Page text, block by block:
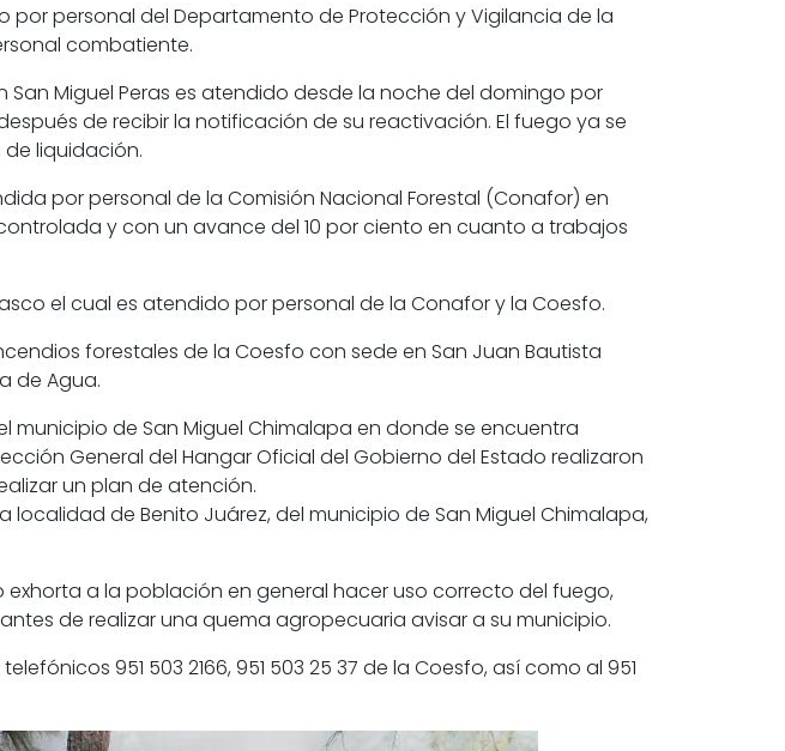
personal del Departamento de Protección y Vigilancia de la
combatiente.
Miguel Peras es atendido desde la noche del domingo por
de recibir la notificación de su reactivación. El fuego ya se
liquidación.
por personal de la Comisión Nacional Forestal (Conafor) en
y con un avance del 10 por ciento en cuanto a trabajos
el cual es atendido por personal de la Conafor y la Coesfo.
forestales de la Coesfo con sede en San Juan Bautista
de Agua.
municipio de San Miguel Chimalapa en donde se encuentra
General del Hangar Oficial del Gobierno del Estado realizaron
un plan de atención.
de Benito Juárez, del municipio de San Miguel Chimalapa,
a la población en general hacer uso correcto del fuego,
de realizar una quema agropecuaria avisar a su municipio.
951 503 2166, 951 503 25 37 de la Coesfo, así como al 951